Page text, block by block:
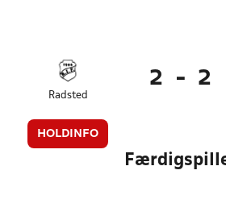
Radsted
HOLDINFO
2 - 2